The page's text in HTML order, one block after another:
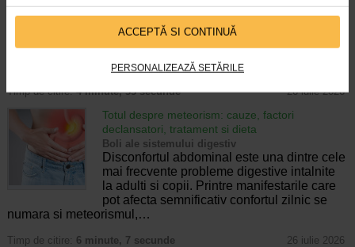
ACCEPTĂ SI CONTINUĂ
PERSONALIZEAZĂ SETĂRILE
Multi oameni au experimentat macar o data
dupa masa o senzatie de prea plin, chiar si
atunci cand nu au consumat o cantitate
foarte mare de alimente. In cele mai multe
cazuri, aceasta apare ocazional…
Timp de citire:4 minute, 55 secunde 26 iulie 2026
Totul despre meteorism: cauze, factori
declansatori, tratament si dieta
Boli ale sistemului digestiv
Disconfortul abdominal este una dintre cele
mai frecvente probleme digestive intalnite
la adulti si copii. Printre manifestarile care
pot afecta semnificativ confortul zilnic se
numara si meteorismul,…
Timp de citire: 6 minute, 7 secunde 26 iulie 2026